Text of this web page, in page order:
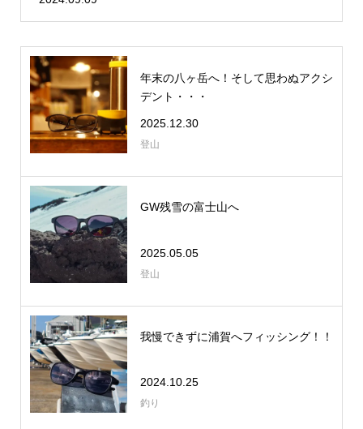
年末の八ヶ岳へ！そして思わぬアクシ
デント・・・
2025.12.30
登山
GW残雪の富士山へ
2025.05.05
登山
我慢できずに浦賀へフィッシング！！
2024.10.25
釣り